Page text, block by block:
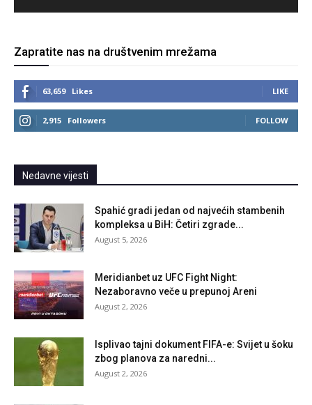
Zapratite nas na društvenim mrežama
63,659 Likes LIKE
2,915 Followers FOLLOW
Nedavne vijesti
Spahić gradi jedan od najvećih stambenih
kompleksa u BiH: Četiri zgrade...
August 5, 2026
Meridianbet uz UFC Fight Night:
Nezaboravno veče u prepunoj Areni
August 2, 2026
Isplivao tajni dokument FIFA-e: Svijet u šoku
zbog planova za naredni...
August 2, 2026